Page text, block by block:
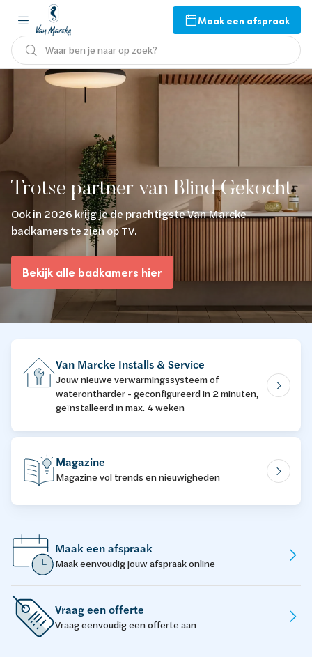
Maak een afspraak
Waar ben je naar op zoek?
Trotse partner van Blind Gekocht
Ook in 2026 krijg je de prachtigste Van Marcke-
badkamers te zien op TV.
Bekijk alle badkamers hier
Van Marcke Installs & Service
Jouw nieuwe verwarmingssysteem of
waterontharder - geconfigureerd in 2 minuten,
geïnstalleerd in max. 4 weken
Magazine
Magazine vol trends en nieuwigheden
Maak een afspraak
Maak eenvoudig jouw afspraak online
Vraag een offerte
Vraag eenvoudig een offerte aan